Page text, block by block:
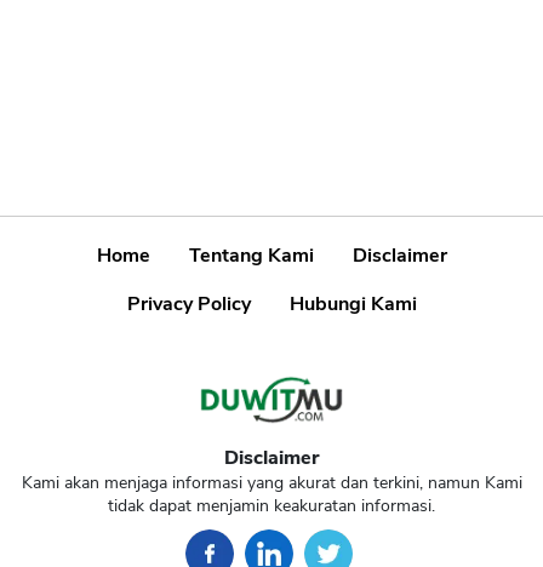
Home Tentang Kami
Disclaimer
Privacy Policy
Hubungi Kami
Disclaimer
Kami akan menjaga informasi yang akurat dan terkini, namun Kami
tidak dapat menjamin keakuratan informasi.